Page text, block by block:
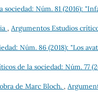
Núm. 81 (2016):
, Argumentos Estudios
Núm. 86 (2018): "Los
de la sociedad: Núm. 77
de Marc Bloch. ,